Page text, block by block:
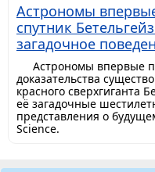
Астрономы
спутник
загадочное
Астрономы впервые
доказательства
красного сверхгиганта
её загадочные
представления о
Science.